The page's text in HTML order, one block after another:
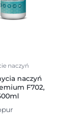
naczyń
naczyń
F702,